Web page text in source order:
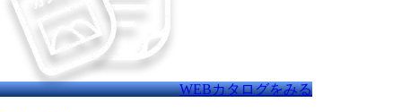
WEBカタログをみる